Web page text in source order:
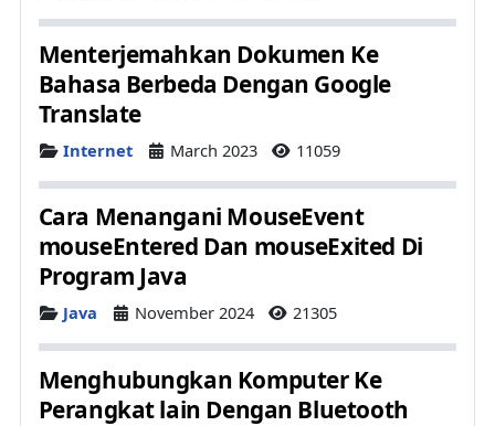
Menterjemahkan Dokumen Ke
Bahasa Berbeda Dengan Google
Translate
Details
Internet March 2023 11059
Cara Menangani MouseEvent
mouseEntered Dan mouseExited Di
Program Java
Details
Java November 2024 21305
Menghubungkan Komputer Ke
Perangkat lain Dengan Bluetooth